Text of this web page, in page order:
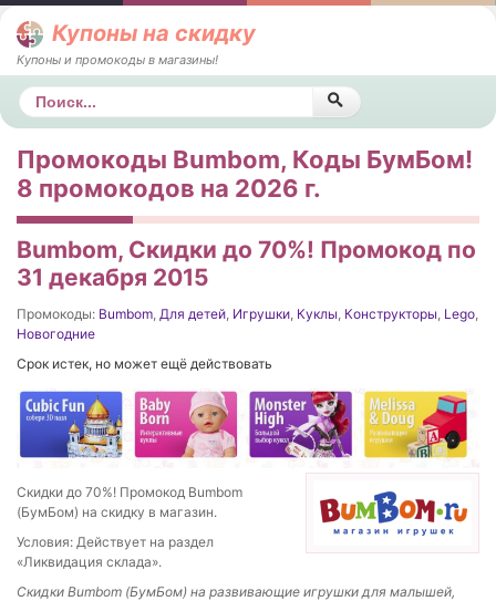
Купоны на скидку
Купоны и промокоды в магазины!
Поиск
Промокоды Bumbom, Коды БумБом!
8 промокодов на 2026 г.
Bumbom, Скидки до 70%! Промокод по
31 декабря 2015
Промокоды: Bumbom, Для детей, Игрушки, Куклы, Конструкторы, Lego,
Новогодние
Срок истек, но может ещё действовать
Скидки до 70%! Промокод Bumbom
(БумБом) на скидку в магазин.
Условия: Действует на раздел
«Ликвидация склада».
Скидки Bumbom (БумБом) на развивающие игрушки для малышей,